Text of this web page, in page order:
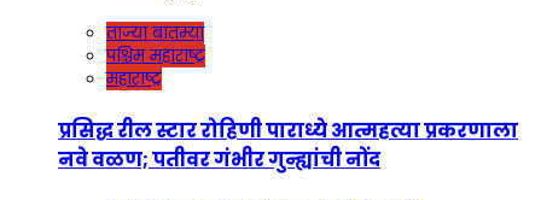
ताज्या बातम्या
पश्चिम महाराष्ट्र
महाराष्ट्र
प्रसिद्ध रील स्टार रोहिणी पाराध्ये आत्महत्या प्रकरणाला
नवे वळण; पतीवर गंभीर गुन्ह्यांची नोंद